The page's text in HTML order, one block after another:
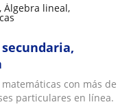
Álgebra lineal,
con más de
particulares en línea.